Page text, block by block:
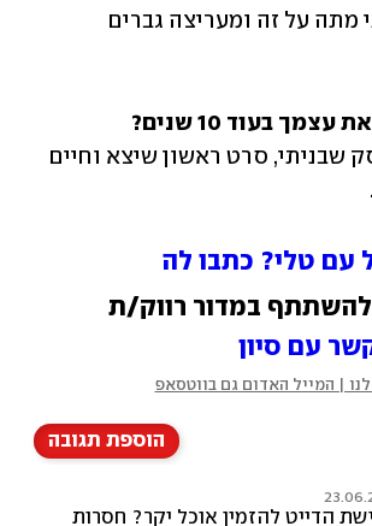
בעוד 10 שנים?
עם טלי? כתבו לה
עם סיון
| המייל האדום גם בווטסאפ
הוספת תגובה
הדייט להזמין אוכל יקר? חסרות